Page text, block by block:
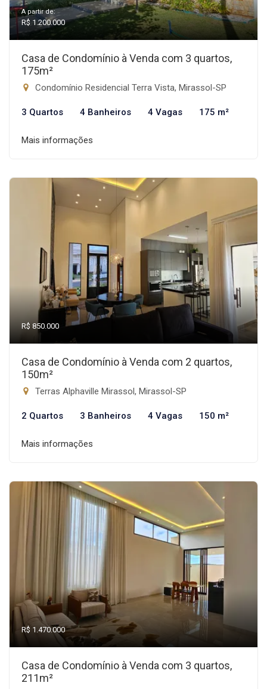
A partir de:
R$ 1.200.000
Casa de Condomínio à Venda com 3 quartos,
175m²
Condomínio Residencial Terra Vista, Mirassol-SP
3 Quartos 4 Banheiros 4 Vagas 175 m²
Mais informações
R$ 850.000
Casa de Condomínio à Venda com 2 quartos,
150m²
Terras Alphaville Mirassol, Mirassol-SP
2 Quartos 3 Banheiros 4 Vagas 150 m²
Mais informações
R$ 1.470.000
Casa de Condomínio à Venda com 3 quartos,
211m²